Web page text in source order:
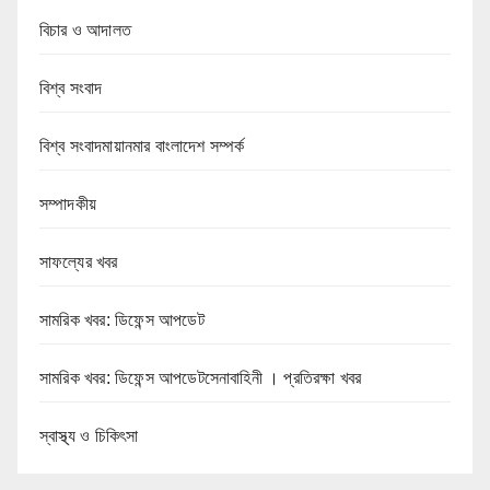
বিচার ও আদালত
বিশ্ব সংবাদ
বিশ্ব সংবাদমায়ানমার বাংলাদেশ সম্পর্ক
সম্পাদকীয়
সাফল্যের খবর
সামরিক খবর: ডিফেন্স আপডেট
সামরিক খবর: ডিফেন্স আপডেটসেনাবাহিনী । প্রতিরক্ষা খবর
স্বাস্থ্য ও চিকিৎসা